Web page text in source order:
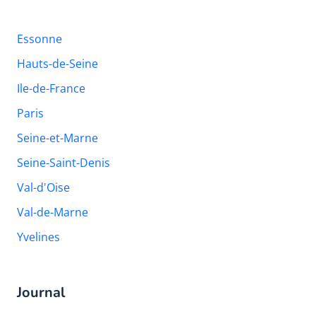
Essonne
Hauts-de-Seine
Ile-de-France
Paris
Seine-et-Marne
Seine-Saint-Denis
Val-d'Oise
Val-de-Marne
Yvelines
Journal